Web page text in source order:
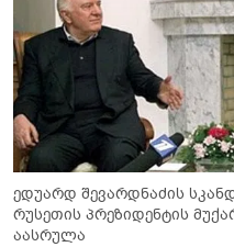
ედუარდ შევარდნაძის
რუსეთის პრეზიდენტის
აასრულა